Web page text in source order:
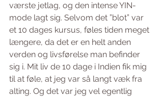
værste jetlag, og den intense YIN-
mode lagt sig. Selvom det ”blot” var
et 10 dages kursus, føles tiden meget
længere, da det er en helt anden
verden og livsførelse man befinder
sig i. Mit liv de 10 dage i Indien fik mig
til at føle, at jeg var så langt væk fra
alting. Og det var jeg vel egentlig